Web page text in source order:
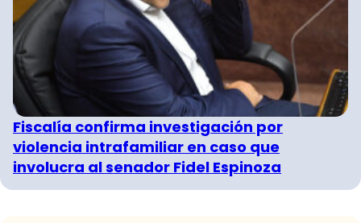
Fiscalía confirma investigación por
violencia intrafamiliar en caso que
involucra al senador Fidel Espinoza